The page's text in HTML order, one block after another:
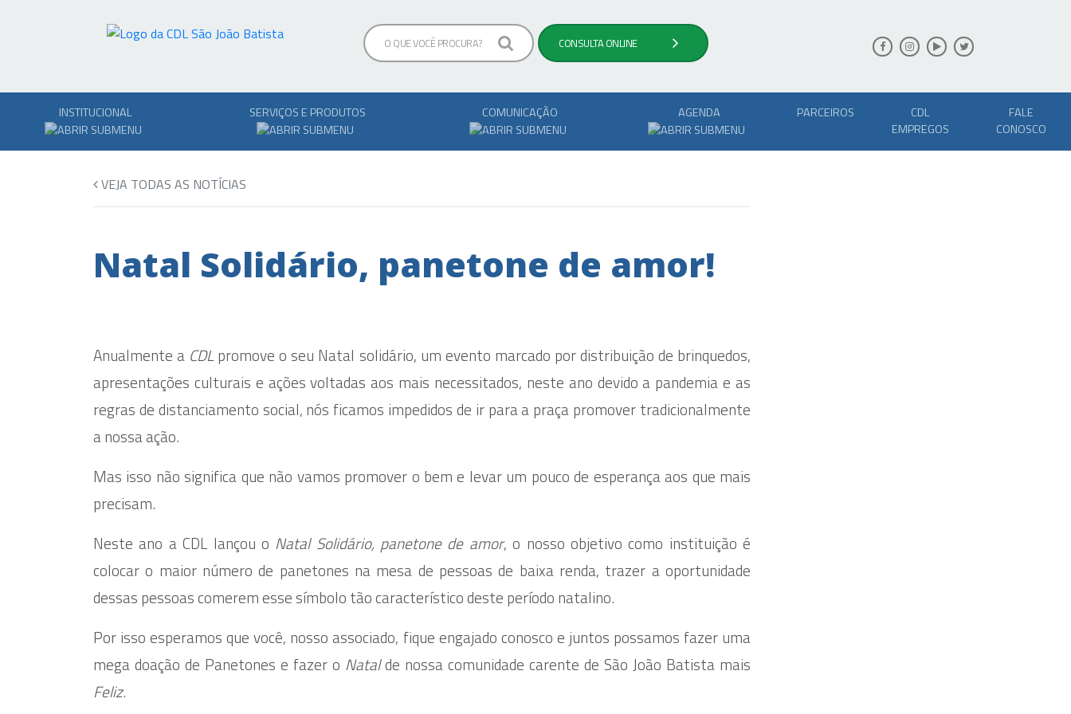
INSTITUCIONAL SERVIÇOS E PRODUTOS COMUNICAÇÃO AGENDA PARCEIROS
CDL
EMPREGOS
FALE
CONOSCO
VEJA TODAS AS NOTÍCIAS
Natal Solidário, panetone de amor!
Anualmente a CDL promove o seu Natal solidário, um evento marcado por distribuição de brinquedos,
apresentações culturais e ações voltadas aos mais necessitados, neste ano devido a pandemia e as
regras de distanciamento social, nós ficamos impedidos de ir para a praça promover tradicionalmente
a nossa ação.
Mas isso não significa que não vamos promover o bem e levar um pouco de esperança aos que mais
precisam.
Neste ano a CDL lançou o Natal Solidário, panetone de amor, o nosso objetivo como instituição é
colocar o maior número de panetones na mesa de pessoas de baixa renda, trazer a oportunidade
dessas pessoas comerem esse símbolo tão característico deste período natalino.
Por isso esperamos que você, nosso associado, fique engajado conosco e juntos possamos fazer uma
mega doação de Panetones e fazer o Natalde nossa comunidade carente de São João Batista mais
Feliz.